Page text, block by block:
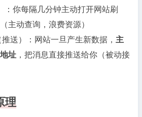
：你每隔几分钟主动打开网站刷
主动查询，浪费资源）
送）：网站一旦产生新数据， 主
址 ，把消息直接推送给你（被动接
理